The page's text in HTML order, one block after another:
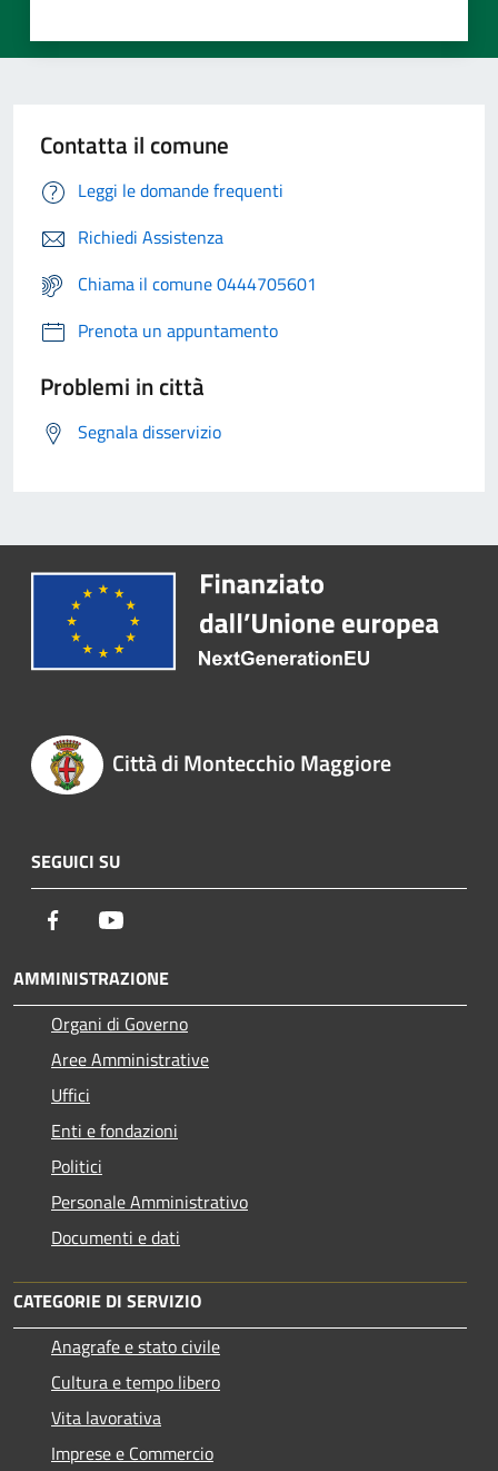
Contatta il comune
Leggi le domande frequenti
Richiedi Assistenza
Chiama il comune 0444705601
Prenota un appuntamento
Problemi in città
Segnala disservizio
Città di Montecchio Maggiore
SEGUICI SU
Facebook
AMMINISTRAZIONE
Organi di Governo
Aree Amministrative
Uffici
Enti e fondazioni
Politici
Personale Amministrativo
Documenti e dati
CATEGORIE DI SERVIZIO
Anagrafe e stato civile
Cultura e tempo libero
Vita lavorativa
Imprese e Commercio